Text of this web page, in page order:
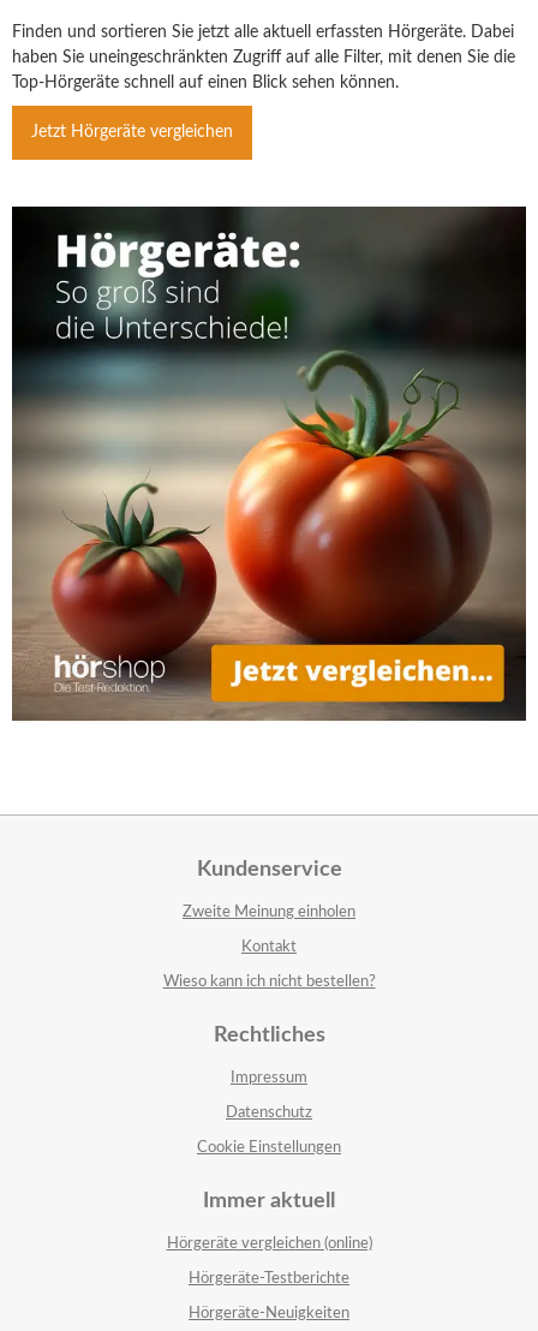
Finden und sortieren Sie jetzt alle aktuell erfassten Hörgeräte. Dabei
haben Sie uneingeschränkten Zugriff auf alle Filter, mit denen Sie die
Top-Hörgeräte schnell auf einen Blick sehen können.
Jetzt Hörgeräte vergleichen
Kundenservice
Zweite Meinung einholen
Kontakt
Wieso kann ich nicht bestellen?
Rechtliches
Impressum
Datenschutz
Cookie Einstellungen
Immer aktuell
Hörgeräte vergleichen (online)
Hörgeräte-Testberichte
Hörgeräte-Neuigkeiten